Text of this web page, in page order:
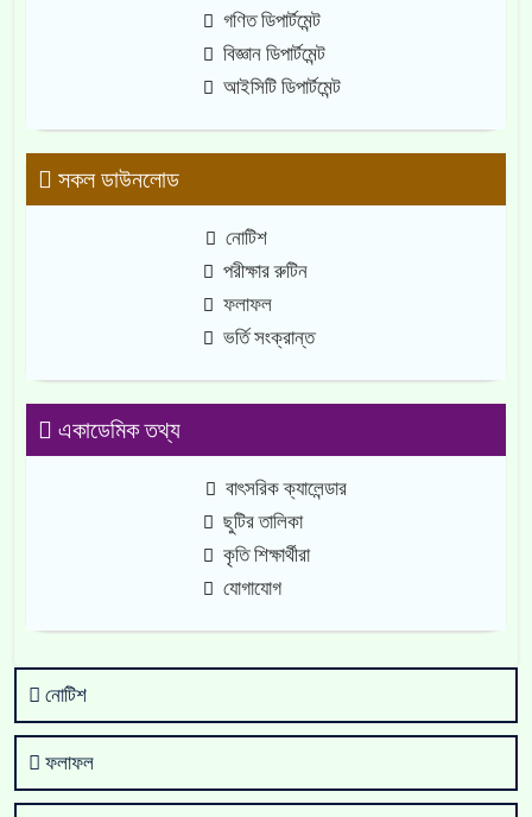
গণিত ডিপার্টমেন্ট
বিজ্ঞান ডিপার্টমেন্ট
আইসিটি ডিপার্টমেন্ট
সকল ডাউনলোড
নোটিশ
পরীক্ষার রুটিন
ফলাফল
ভর্তি সংক্রান্ত
একাডেমিক তথ্য
বাৎসরিক ক্যালেন্ডার
ছুটির তালিকা
কৃতি শিক্ষার্থীরা
যোগাযোগ
নোটিশ
ফলাফল